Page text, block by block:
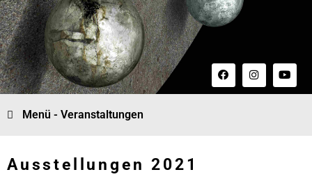
Menü - Veranstaltungen
Ausstellungen 2021